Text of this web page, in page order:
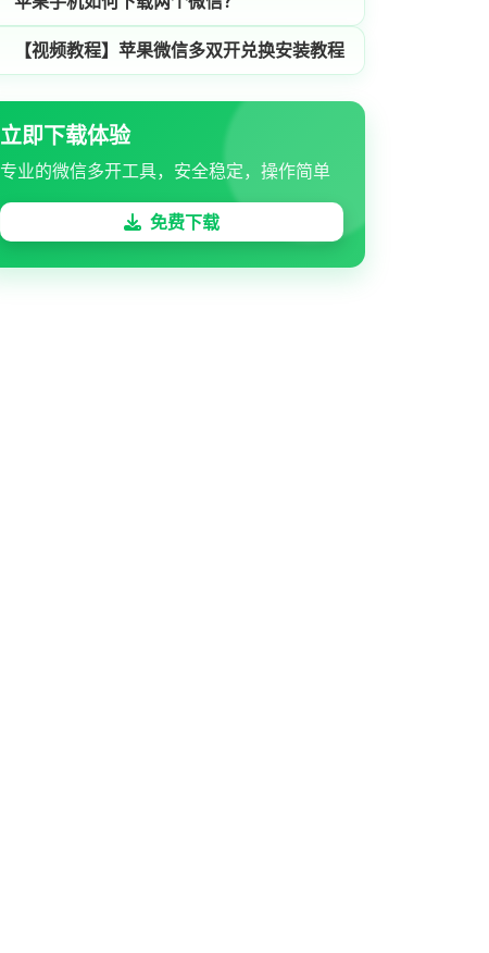
【视频教程】苹果微信多双开兑换安装教程
立即下载体验
专业的微信多开工具，安全稳定，操作简单
免费下载